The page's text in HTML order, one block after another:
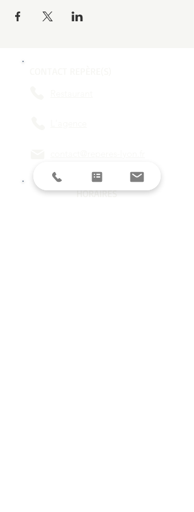
HORAIRES